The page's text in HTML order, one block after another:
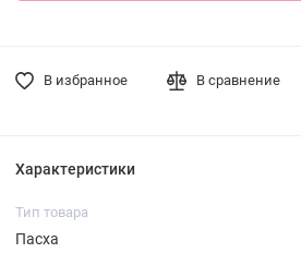
В избранное В сравнение
Характеристики
Тип товара
Пасха